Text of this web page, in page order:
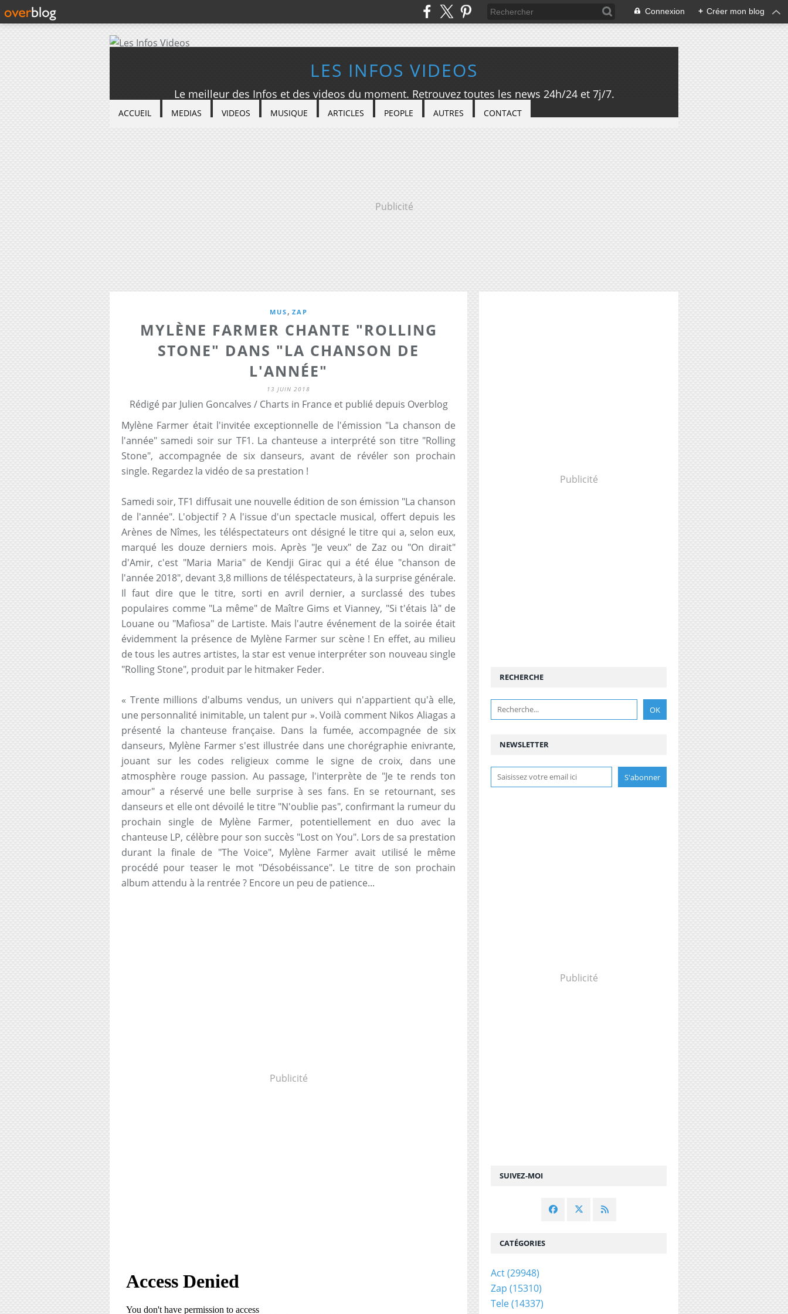
Connexion + Créer mon blog
LES INFOS VIDEOS
Le meilleur des Infos et des videos du moment. Retrouvez toutes les news 24h/24 et 7j/7.
ACCUEIL MEDIAS VIDEOS MUSIQUE ARTICLES PEOPLE AUTRES CONTACT
Publicité
MUS , ZAP
MYLÈNE FARMER CHANTE "ROLLING
STONE" DANS "LA CHANSON DE
L'ANNÉE"
13 JUIN 2018
Rédigé par Julien Goncalves / Charts in France et publié depuis Overblog
Mylène Farmer était l'invitée exceptionnelle de l'émission "La chanson de
l'année" samedi soir sur TF1. La chanteuse a interprété son titre "Rolling
Stone", accompagnée de six danseurs, avant de révéler son prochain
single. Regardez la vidéo de sa prestation !
Samedi soir, TF1 diffusait une nouvelle édition de son émission "La chanson
de l'année". L'objectif ? A l'issue d'un spectacle musical, offert depuis les
Arènes de Nîmes, les téléspectateurs ont désigné le titre qui a, selon eux,
marqué les douze derniers mois. Après "Je veux" de Zaz ou "On dirait"
d'Amir, c'est "Maria Maria" de Kendji Girac qui a été élue "chanson de
l'année 2018", devant 3,8 millions de téléspectateurs, à la surprise générale.
Il faut dire que le titre, sorti en avril dernier, a surclassé des tubes
populaires comme "La même" de Maître Gims et Vianney, "Si t'étais là" de
Louane ou "Mafiosa" de Lartiste. Mais l'autre événement de la soirée était
évidemment la présence de Mylène Farmer sur scène ! En effet, au milieu
de tous les autres artistes, la star est venue interpréter son nouveau single
"Rolling Stone", produit par le hitmaker Feder.
« Trente millions d'albums vendus, un univers qui n'appartient qu'à elle,
une personnalité inimitable, un talent pur ». Voilà comment Nikos Aliagas a
présenté la chanteuse française. Dans la fumée, accompagnée de six
danseurs, Mylène Farmer s'est illustrée dans une chorégraphie enivrante,
jouant sur les codes religieux comme le signe de croix, dans une
atmosphère rouge passion. Au passage, l'interprète de "Je te rends ton
amour" a réservé une belle surprise à ses fans. En se retournant, ses
danseurs et elle ont dévoilé le titre "N'oublie pas", confirmant la rumeur du
prochain single de Mylène Farmer, potentiellement en duo avec la
chanteuse LP, célèbre pour son succès "Lost on You". Lors de sa prestation
durant la finale de "The Voice", Mylène Farmer avait utilisé le même
procédé pour teaser le mot "Désobéissance". Le titre de son prochain
album attendu à la rentrée ? Encore un peu de patience...
Publicité
Publicité
NEWSLETTER
SUIVEZ-MOI
RECHERCHE
Publicité
CATÉGORIES
Act(29948)
Zap (15310)
Tele(14337)